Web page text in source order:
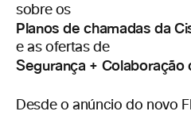
sobre os
Planos de chamadas da
e as ofertas de
Segurança + Colaboração
Desde o anúncio do novo